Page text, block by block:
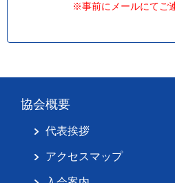
※事前にメールにてご
協会概要
代表挨拶
アクセスマップ